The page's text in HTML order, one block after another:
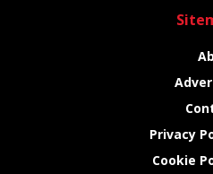
Privacy
Cookie